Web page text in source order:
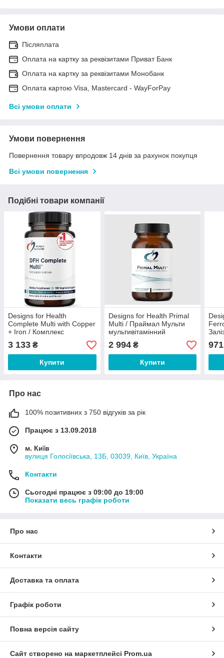
Умови оплати
Післяплата
Оплата на картку за реквізитами Приват Банк
Оплата на картку за реквізитами Монобанк
Оплата картою Visa, Mastercard - WayForPay
Всі умови оплати
Умови повернення
Повернення товару впродовж 14 днів за рахунок покупця
Всі умови повернення
Подібні товари компанії
Designs for Health
Complete Multi with Copper
+ Iron / Комплекс
мультивітамінів із міддю та
залізом 120 капсул
3 133 ₴
Купити
Designs for Health Primal
Multi / Праймал Мульти
мультивітамінний
комплекс 120 капсул
2 994₴
Купити
971
Про нас
100% позитивних з 750 відгуків за рік
Працює з 13.09.2018
м. Київ
вулиця Голосіївська, 13Б, 03039, Київ, Україна
Контакти
Сьогодні працює з 09:00 до 19:00
Показати весь графік роботи
Про нас
Контакти
Доставка та оплата
Графік роботи
Повна версія сайту
Сайт створено на маркетплейсі Prom.ua